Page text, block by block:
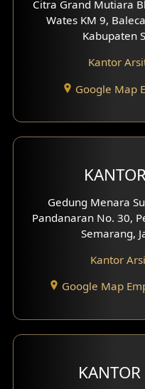
Desain Rumah
Desain Rumah
Desain Balkon
Desain Void
Desain Toilet
Desain Kanopi
Desain Koridor
Desain Mini
Citra Grand Mutiara
Wates KM 9,
Kabupaten
Kantor
Google Map
Gedung Menara
Pandanaran No. 30,
Semarang,
Kantor
Google Map